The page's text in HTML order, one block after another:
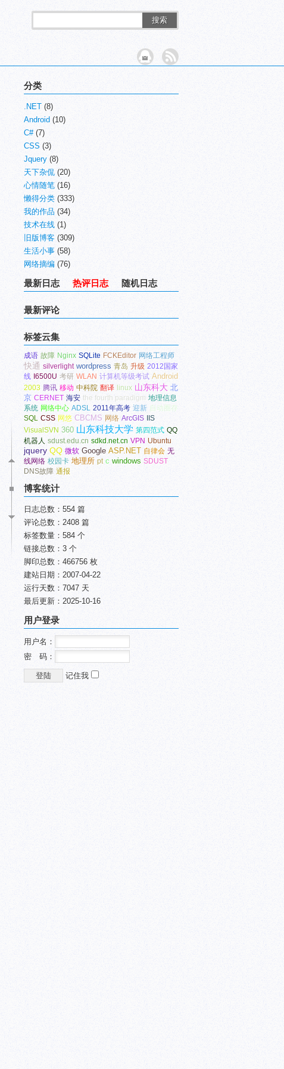
搜索
分类
.NET (8)
Android (10)
C#(7)
CSS (3)
Jquery (8)
天下杂侃 (20)
心情随笔 (16)
懒得分类 (333)
我的作品 (34)
技术在线 (1)
旧版博客 (309)
生活小事 (58)
网络摘编 (76)
最新日志 热评日志 随机日志
最新评论
标签云集
成语 故障 Nginx SQLite FCKEditor 网络工程师
快通 silverlight wordpress 青岛 升级 2012国家
线 I6500U 考研 WLAN 计算机等级考试 Android
2003 腾讯 移动 中科院 翻译 linux 山东科大 北
京 CERNET 海安 the fourth paradigm 地理信息
系统 网络中心 ADSL 2011年高考 迎新 自动圈存
SQL CSS 网悠 CBCMS 网络 ArcGIS
IIS
VisualSVN 360 山东科技大学 第四范式 QQ
机器人 sdust.edu.cn sdkd.net.cn VPN Ubuntu
jquery QQ 微软 Google ASP.NET 自律会 无
线网络 校园卡 地理所 pt c windows SDUST
DNS故障 通报
博客统计
日志总数：554 篇
评论总数：2408 篇
标签数量：584 个
链接总数：3 个
脚印总数：466756 枚
建站日期：2007-04-22
运行天数：7047 天
最后更新：2025-10-16
用户登录
用户名：
密 码：
记住我